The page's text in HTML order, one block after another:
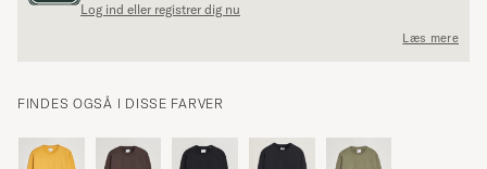
Log ind eller registrer dig nu
Læs mere
FINDES OGSÅ I DISSE FARVER